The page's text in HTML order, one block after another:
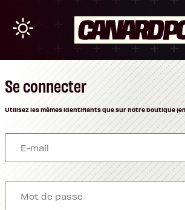
Se connecter
Utilisez les mêmes identifiants que sur notre boutique